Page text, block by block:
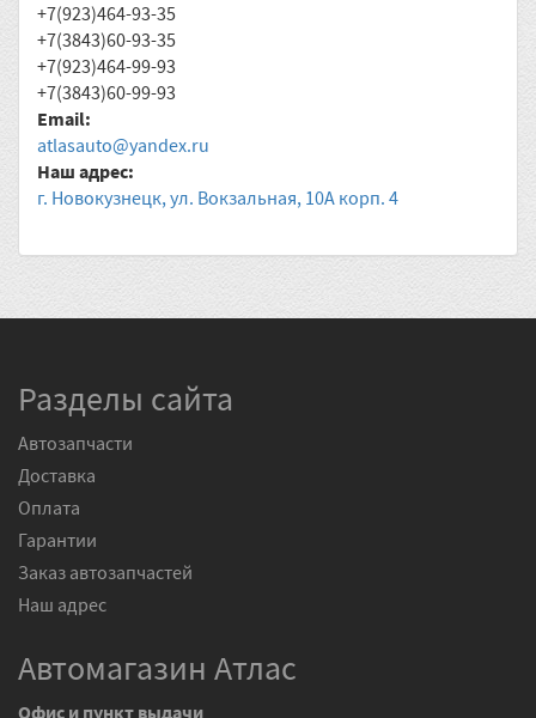
+7(923)464-93-35
+7(3843)60-93-35
+7(923)464-99-93
+7(3843)60-99-93
Email:
atlasauto@yandex.ru
Наш адрес:
г. Новокузнецк, ул. Вокзальная, 10А корп. 4
Разделы сайта
Автозапчасти
Доставка
Оплата
Гарантии
Заказ автозапчастей
Наш адрес
Автомагазин Атлас
Офис и пункт выдачи